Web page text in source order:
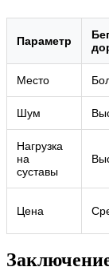
Параметр
Место
Шум
Нагрузка
на
суставы
Цена